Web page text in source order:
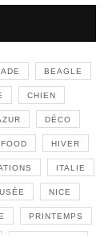
BEAGLE
CHIEN
DÉCO
FOOD HIVER
ITALIE
NICE
PRINTEMPS